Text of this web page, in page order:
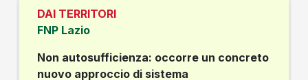
DAI TERRITORI
FNP Lazio
Non autosufficienza: occorre un concreto
nuovo approccio di sistema